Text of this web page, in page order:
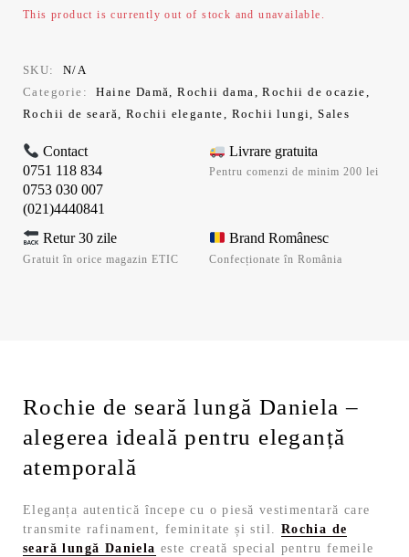
This product is currently out of stock and unavailable.
SKU:
N/A
Categorie:
Haine Damă,Rochii dama,Rochii de ocazie,
Rochii de seară, Rochii elegante, Rochii lungi,Sales
Contact
0751 118 834
0753 030 007
(021)4440841
Livrare gratuita
Pentru comenzi de minim 200 lei
Retur 30 zile
Gratuit în orice magazin ETIC
Brand Românesc
Confecționate în România
Rochie de seară lungă Daniela –
alegerea ideală pentru eleganță
atemporală
Eleganța autentică începe cu o piesă vestimentară care
transmite rafinament, feminitate și stil. Rochia de
seară lungă Daniela este creată special pentru femeile